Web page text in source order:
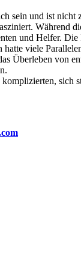
sein und ist nicht
Während
und Helfer.
hatte viele
Überleben von
sich